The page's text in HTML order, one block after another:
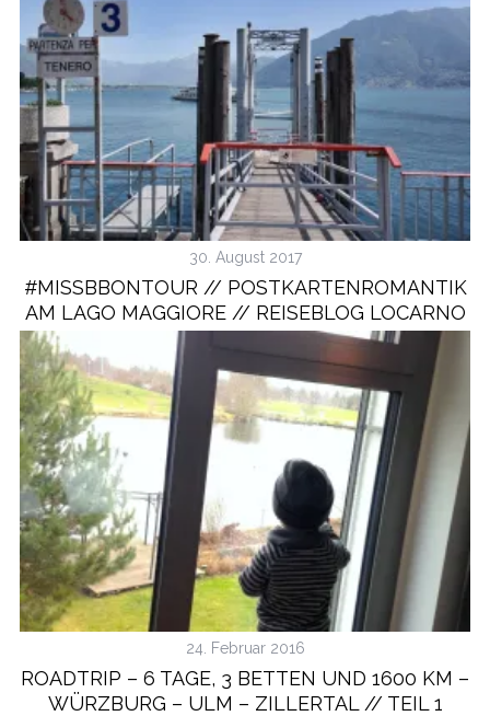
30. August 2017
#MISSBBONTOUR // POSTKARTENROMANTIK
AM LAGO MAGGIORE // REISEBLOG LOCARNO
24. Februar 2016
ROADTRIP – 6 TAGE, 3 BETTEN UND 1600 KM –
WÜRZBURG – ULM – ZILLERTAL // TEIL 1